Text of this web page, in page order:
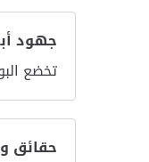
جهود
تخضع
حقائق